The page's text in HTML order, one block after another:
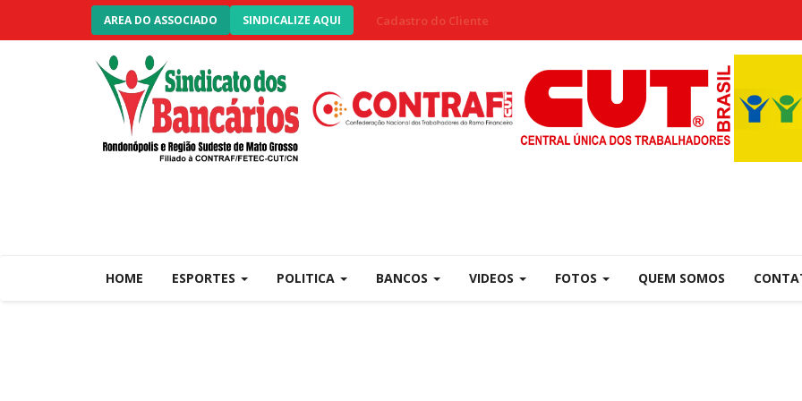
AREA DO ASSOCIADO SINDICALIZE AQUI Cadastro do Cliente
HOME ESPORTES POLITICA BANCOS VIDEOS FOTOS QUEM SOMOS